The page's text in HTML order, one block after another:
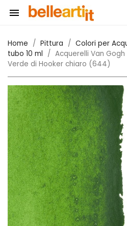

Home Pittura Colori per
tubo 10 ml
Acquerelli Van
Verde di Hooker chiaro (644)